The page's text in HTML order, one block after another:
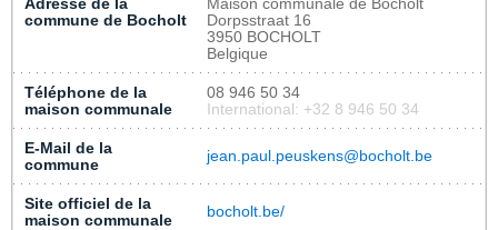
Adresse de la
commune de Bocholt
Maison communale de Bocholt
Dorpsstraat 16
3950 BOCHOLT
Belgique
Téléphone de la
maison communale
08 946 50 34
International: +32 8 946 50 34
E-Mail de la
commune
jean.paul.peuskens@bocholt.be
Site officiel de la
maison communale
bocholt.be/